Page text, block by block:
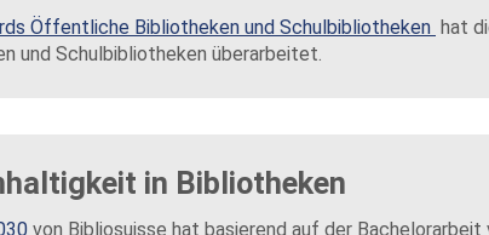
Öffentliche Bibliotheken und Schulbibliotheken hat
und Schulbibliotheken überarbeitet.
in Bibliotheken
von Bibliosuisse hat basierend auf der